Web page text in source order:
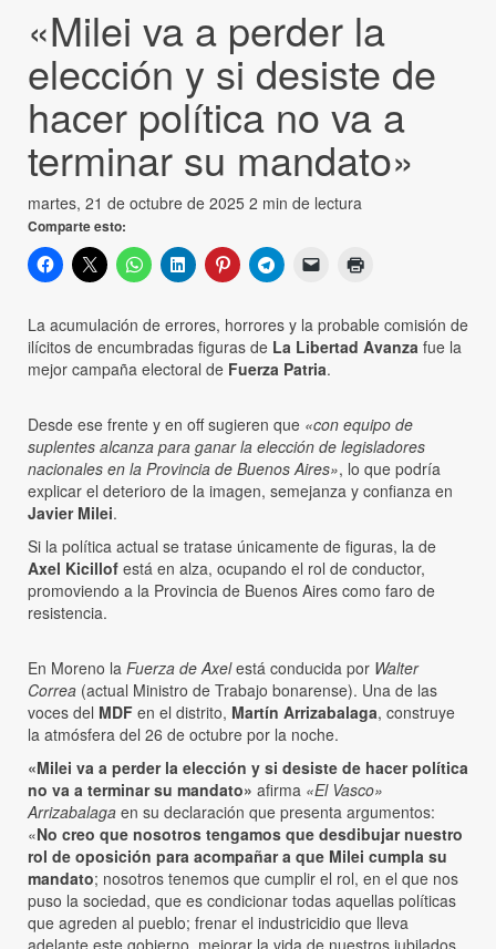
«Milei va a perder la
elección y si desiste de
hacer política no va a
terminar su mandato»
martes, 21 de octubre de 2025 2 min de lectura
Comparte esto:
La acumulación de errores, horrores y la probable comisión de
ilícitos de encumbradas figuras de La Libertad Avanza fue la
mejor campaña electoral de Fuerza Patria.
Desde ese frente y en off sugieren que «con equipo de
suplentes alcanza para ganar la elección de legisladores
nacionales en la Provincia de Buenos Aires», lo que podría
explicar el deterioro de la imagen, semejanza y confianza en
Javier Milei.
Si la política actual se tratase únicamente de figuras, la de
Axel Kicillof está en alza, ocupando el rol de conductor,
promoviendo a la Provincia de Buenos Aires como faro de
resistencia.
En Moreno la Fuerza de Axelestá conducida por Walter
Correa (actual Ministro de Trabajo bonarense). Una de las
voces del MDF en el distrito, Martín Arrizabalaga, construye
la atmósfera del 26 de octubre por la noche.
«Milei va a perder la elección y si desiste de hacer política
no va a terminar su mandato» afirma «El Vasco»
Arrizabalaga en su declaración que presenta argumentos:
«No creo que nosotros tengamos que desdibujar nuestro
rol de oposición para acompañar a que Milei cumpla su
mandato; nosotros tenemos que cumplir el rol, en el que nos
puso la sociedad, que es condicionar todas aquellas políticas
que agreden al pueblo; frenar el industricidio que lleva